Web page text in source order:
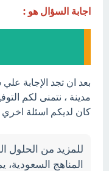
اجابة السؤال هو :
بعد ان تجد الإجابة
مدينة ، نتمنى لكم
كان لديكم اسئلة
للمزيد من الحلول
المناهج السعودية،